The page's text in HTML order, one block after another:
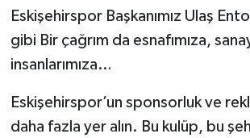
Eskişehirspor Başkanımız Ulaş
gibi Bir çağrım da esnafımıza,
insanlarımıza…
Eskişehirspor’un sponsorluk ve
daha fazla yer alın. Bu kulüp, bu